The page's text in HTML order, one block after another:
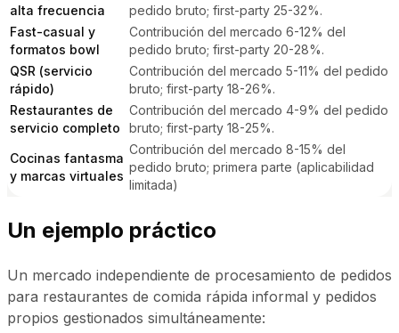
alta frecuencia
pedido bruto; first-party 25-32%.
Fast-casual y
formatos bowl
Contribución del mercado 6-12% del
pedido bruto; first-party 20-28%.
QSR (servicio
rápido)
Contribución del mercado 5-11% del pedido
bruto; first-party 18-26%.
Restaurantes de
servicio completo
Contribución del mercado 4-9% del pedido
bruto; first-party 18-25%.
Cocinas fantasma
y marcas virtuales
Contribución del mercado 8-15% del
pedido bruto; primera parte (aplicabilidad
limitada)
Un ejemplo práctico
Un mercado independiente de procesamiento de pedidos
para restaurantes de comida rápida informal y pedidos
propios gestionados simultáneamente: